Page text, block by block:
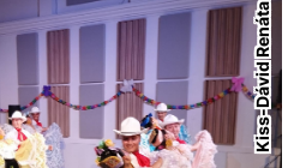
Kiss-Dávid Renáta